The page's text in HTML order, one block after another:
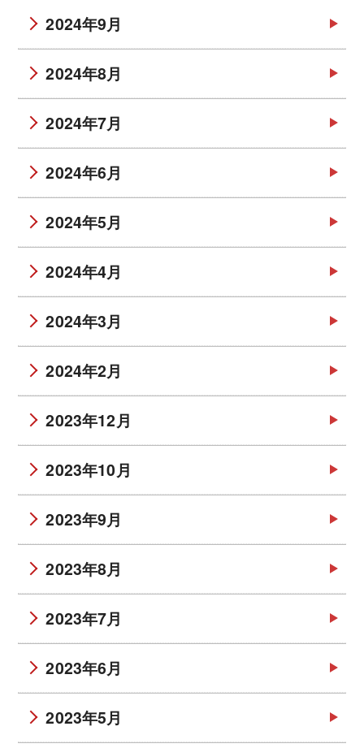
2024年9月
2024年8月
2024年7月
2024年6月
2024年5月
2024年4月
2024年3月
2024年2月
2023年12月
2023年10月
2023年9月
2023年8月
2023年7月
2023年6月
2023年5月